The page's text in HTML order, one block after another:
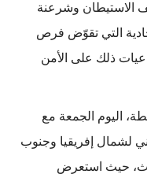
الاستيطان وشرعنة
التي تقوّض فرص
ذلك على الأمن
اليوم الجمعة مع
لشمال إفريقيا وجنوب
حيث استعرض